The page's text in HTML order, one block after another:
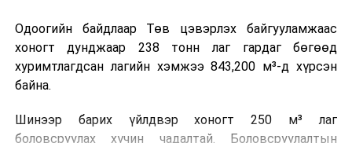
танилцах, онцгой нөхцөлд ажиллах дадлага зэрэг
онол, практик хосолсон хэлбэрээр зохион байгуулж
байна.
зохион байгуулах Үндэсний хорооны Ажлын алба,
Одоогийн байдлаар Төв цэвэрлэх байгууламжаас
хоногт дунджаар 238 тонн лаг гардаг бөгөөд
хуримтлагдсан лагийн хэмжээ 843,200 м³-д хүрсэн
байна.
Шинээр барих үйлдвэр хоногт 250 м³ лаг
боловсруулах хүчин чадалтай. Боловсруулалтын